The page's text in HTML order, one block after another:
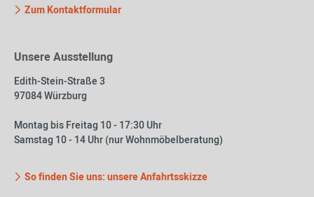
Zum Kontaktformular
Unsere Ausstellung
Edith-Stein-Straße 3
97084 Würzburg
Montag bis Freitag 10 - 17:30 Uhr
Samstag 10 - 14 Uhr (nur Wohnmöbelberatung)
So finden Sie uns: unsere Anfahrtsskizze